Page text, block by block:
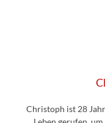
Christoph ist 28